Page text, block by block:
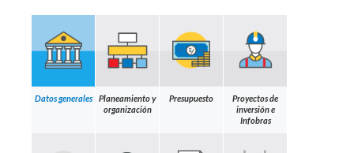
Datos generales
Planeamiento y
organización
Presupuesto
Proyectos de
inversión e
Infobras